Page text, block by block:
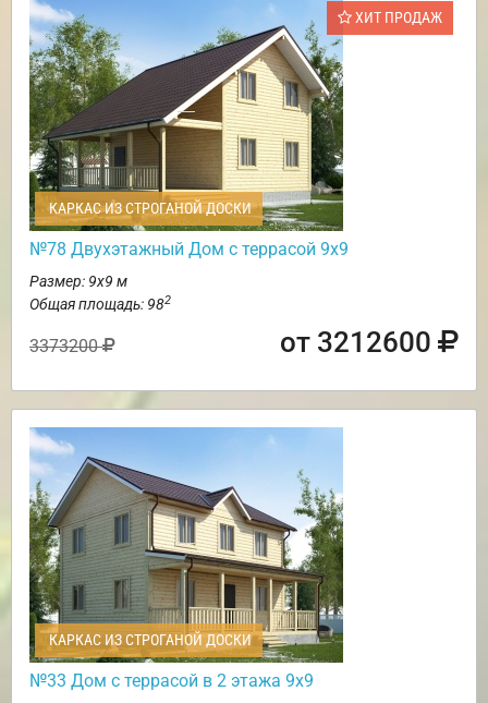
ХИТ ПРОДАЖ
КАРКАС ИЗ СТРОГАНОЙ ДОСКИ
№78 Двухэтажный Дом с террасой 9х9
Размер: 9х9 м
Общая площадь: 982
3373200 от 3212600
КАРКАС ИЗ СТРОГАНОЙ ДОСКИ
№33 Дом с террасой в 2 этажа 9х9